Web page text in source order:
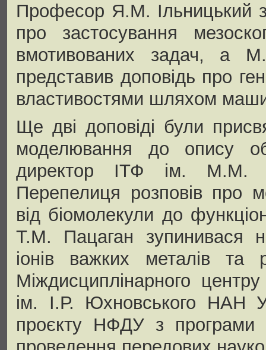
Професор Я.М. Ільницький
про застосування
вмотивованих задач, а
представив доповідь про
властивостями шляхом
Ще дві доповіді були
моделювання до опису
директор ІТФ ім. М.М.
Перепелиця розповів про
від біомолекули до
Т.М. Пацаган зупинивася
іонів важких металів та
Міждисциплінарного
ім. І.Р. Юхновського НАН
проєкту НФДУ з програми